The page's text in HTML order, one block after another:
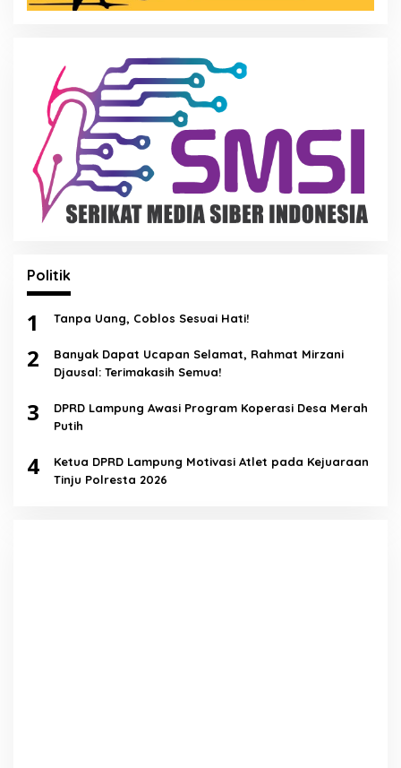
Politik
1 Tanpa Uang, Coblos Sesuai Hati!
2
Banyak Dapat Ucapan Selamat, Rahmat Mirzani
Djausal: Terimakasih Semua!
3
DPRD Lampung Awasi Program Koperasi Desa Merah
Putih
4
Ketua DPRD Lampung Motivasi Atlet pada Kejuaraan
Tinju Polresta 2026